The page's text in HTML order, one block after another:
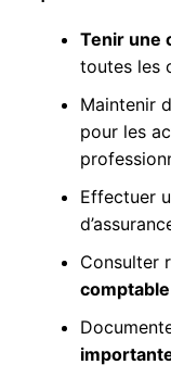
Tenir une
toutes les
Maintenir
pour les
Effectuer
Consulter
comptable